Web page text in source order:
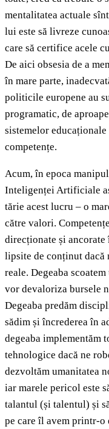
mentalitatea actuale
lui este să livreze
care să certifice acele
De aici obsesia de a
în mare parte,
politicile europene au
programatic, de
sistemelor
competențe.
Acum, în epoca
Inteligenței Artificiale
tărie acest lucru – o
către valori.
direcționate și
lipsite de conținut dacă
reale. Degeaba
vor devaloriza bursele
Degeaba predăm
sădim și încrederea în
degeaba implementăm
tehnologice dacă ne
dezvoltăm umanitatea
iar marele pericol este
talantul (și talentul) și
pe care îl avem printr-o